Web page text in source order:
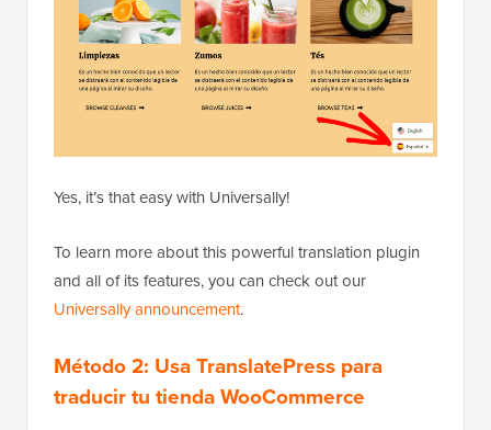
Yes, it’s that easy with Universally!
To learn more about this powerful translation plugin
and all of its features, you can check out our
Universally announcement.
Método 2: Usa TranslatePress para
traducir tu tienda WooCommerce